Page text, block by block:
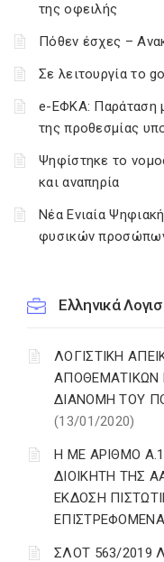
της οφειλής
Πόθεν έσχες –
Σε λειτουργία το
e-ΕΦΚΑ: Παράταση
της προθεσμίας
Ψηφίστηκε το
και αναπηρία
Νέα Ενιαία
φυσικών
Ελληνικά
ΛΟΓΙΣΤΙΚΗ
ΑΠΟΘΕΜΑΤΙΚΩΝ
ΔΙΑΝΟΜΗ ΤΟΥ
(13/01/2020)
Η ΜΕ ΑΡΙΘΜΟ
ΔΙΟΙΚΗΤΗ ΤΗΣ
ΕΚΔΟΣΗ
ΣΛΟΤ 563/2019